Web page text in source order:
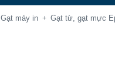
Gạt máy in + Gạt từ, gạt mực